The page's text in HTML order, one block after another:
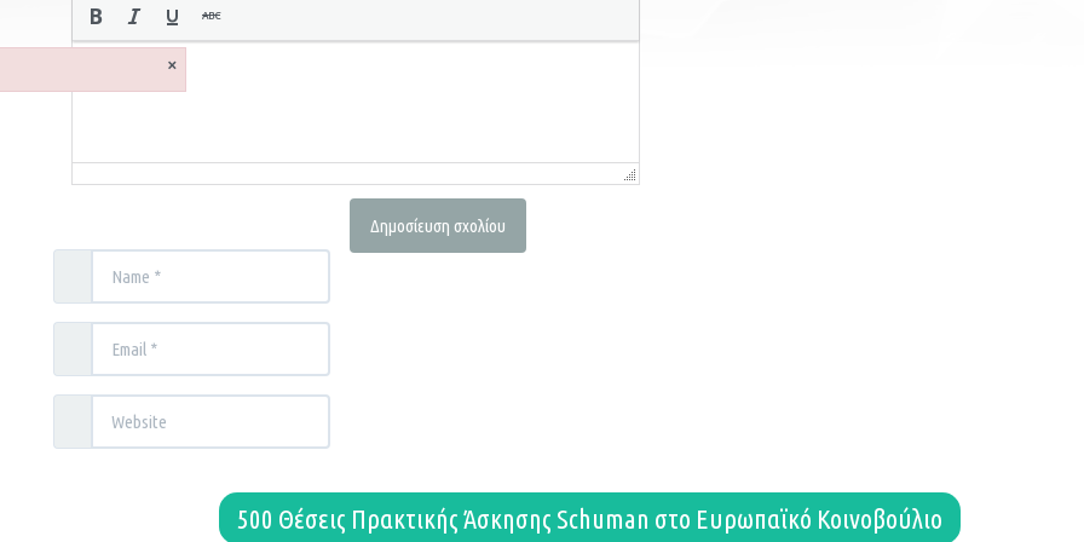
500 Θέσεις Πρακτικής Άσκησης Schuman στο Ευρωπαϊκό Κοινοβούλιο
×